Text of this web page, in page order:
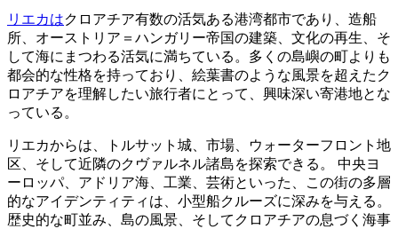
リエカはクロアチア有数の活気ある港湾都市であり、造船
所、オーストリア＝ハンガリー帝国の建築、文化の再生、そ
して海にまつわる活気に満ちている。多くの島嶼の町よりも
都会的な性格を持っており、絵葉書のような風景を超えたク
ロアチアを理解したい旅行者にとって、興味深い寄港地とな
っている。
リエカからは、トルサット城、市場、ウォーターフロント地
区、そして近隣のクヴァルネル諸島を探索できる。 中央ヨ
ーロッパ、アドリア海、工業、芸術といった、この街の多層
的なアイデンティティは、小型船クルーズに深みを与える。
歴史的な町並み、島の風景、そしてクロアチアの息づく海事